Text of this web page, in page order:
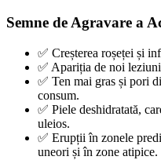
Semne de Agravare a
✅ Creșterea roșeței și
✅ Apariția de noi
✅ Ten mai gras și pori
consum.
✅ Piele deshidratată,
uleios.
✅ Erupții în zonele
uneori și în zone atipice.